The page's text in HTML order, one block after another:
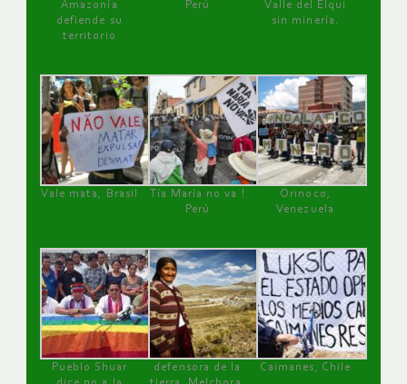
Amazonía
defiende su
territorio
Perú
Valle del Elqui
sin minería.
Vale mata, Brasil
Tía María no va !
Perú
Orinoco,
Venezuela
Pueblo Shuar
defensora de la
Caimanes, Chile